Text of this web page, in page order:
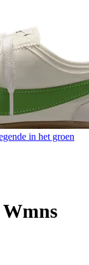
in het groen